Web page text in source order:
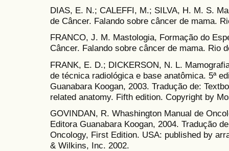
DIAS, E. N.; CALEFFI, M.; SILVA, H. M. S.
de Câncer. Falando sobre câncer de mama.
FRANCO, J. M. Mastologia, Formação do
Câncer. Falando sobre câncer de mama. Rio
FRANK, E. D.; DICKERSON, N. L.
de técnica radiológica e base anatômica. 5ª
Guanabara Koogan, 2003. Tradução de:
related anatomy. Fifth edition. Copyright by
GOVINDAN, R. Whashington Manual de
Editora Guanabara Koogan, 2004. Tradução
Oncology, First Edition. USA: published by
& Wilkins, Inc. 2002.